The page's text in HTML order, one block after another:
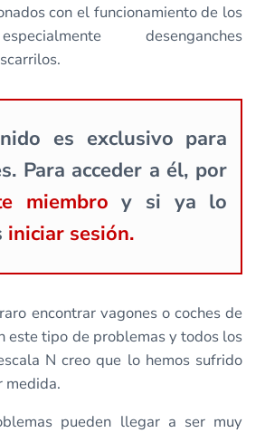
con el funcionamiento de los
desenganches
es exclusivo para
Para acceder a él, por
miembro y si ya lo
iniciar sesión.
encontrar vagones o coches de
este tipo de problemas y todos los
N creo que lo hemos sufrido
medida.
pueden llegar a ser muy